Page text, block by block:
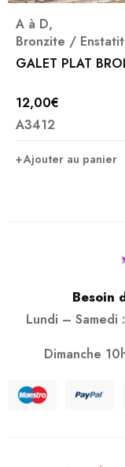
A à D,
Bronzite /
GALET PLAT
12,00€
A3412
Ajouter au panier
Besoin
Lundi –
Dimanche